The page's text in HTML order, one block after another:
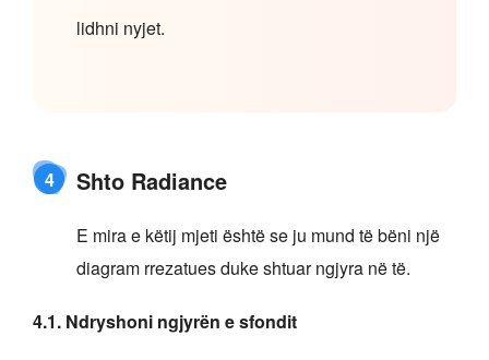
lidhni nyjet.
4 Shto Radiance
E mira e këtij mjeti është se ju mund të bëni një
diagram rrezatues duke shtuar ngjyra në të.
4.1. Ndryshoni ngjyrën e sfondit